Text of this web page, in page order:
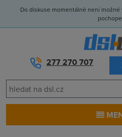
Do diskuse momentálně není
277 270 707